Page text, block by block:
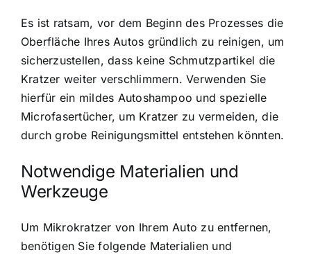
Es ist ratsam, vor dem Beginn des Prozesses die
Oberfläche Ihres Autos gründlich zu reinigen, um
sicherzustellen, dass keine Schmutzpartikel die
Kratzer weiter verschlimmern. Verwenden Sie
hierfür ein mildes Autoshampoo und spezielle
Microfasertücher, um Kratzer zu vermeiden, die
durch grobe Reinigungsmittel entstehen könnten.
Notwendige Materialien und
Werkzeuge
Um Mikrokratzer von Ihrem Auto zu entfernen,
benötigen Sie folgende Materialien und